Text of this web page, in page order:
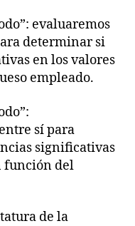
evaluaremos
determinar si
en los valores
empleado.
sí para
significativas
función del
de la